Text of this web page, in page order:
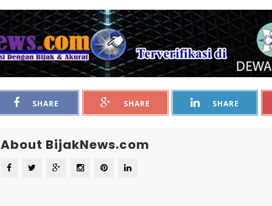
SHARE SHARE SHARE
About BijakNews.com